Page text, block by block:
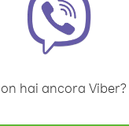
hai ancora Viber?